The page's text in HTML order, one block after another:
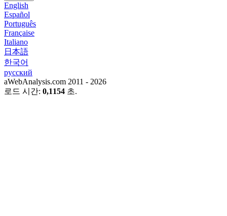
English
Español
Português
Française
Italiano
日本語
한국어
русский
aWebAnalysis.com 2011 - 2026
로드 시간: 0,1154 초.